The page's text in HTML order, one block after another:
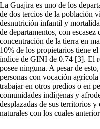
La Guajira es uno de los
de dos tercios de la población
desnutrición infantil y
de departamentos, con
concentración de la tierra en
10% de los propietarios tiene
índice de GINI de 0.74 [3]. El
posee ninguna. A pesar de
personas con vocación
trabajar en otros predios o en
comunidades indígenas y
desplazadas de sus territorios
naturales con los cuales